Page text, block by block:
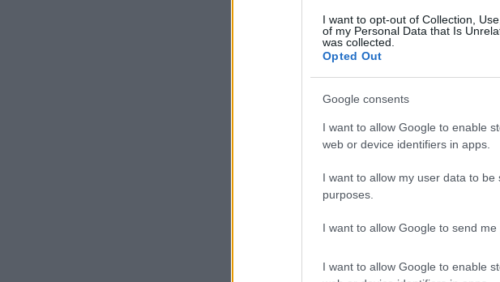
I want to opt-out of Collection,
of my Personal Data that Is
was collected.
Opted Out
Google consents
I want to allow Google to enable
web or device identifiers in apps.
I want to allow my user data to
purposes.
I want to allow Google to send
I want to allow Google to enable